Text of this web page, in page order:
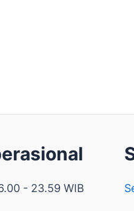
- 23.59 WIB